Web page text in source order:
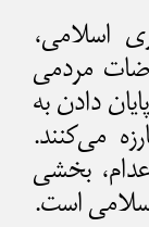
اسلامی،
مردمی
دادن به
می‌کنند.
بخشی
است.